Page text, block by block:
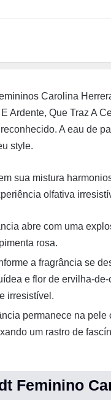
Carolina
Ardente, Que Traz A
A eau de
style.
sua mistura
olfativa
abre com uma
rosa.
a fragrância se
e flor de ervilha-
irresistível.
permanece na
um rastro de
Feminino